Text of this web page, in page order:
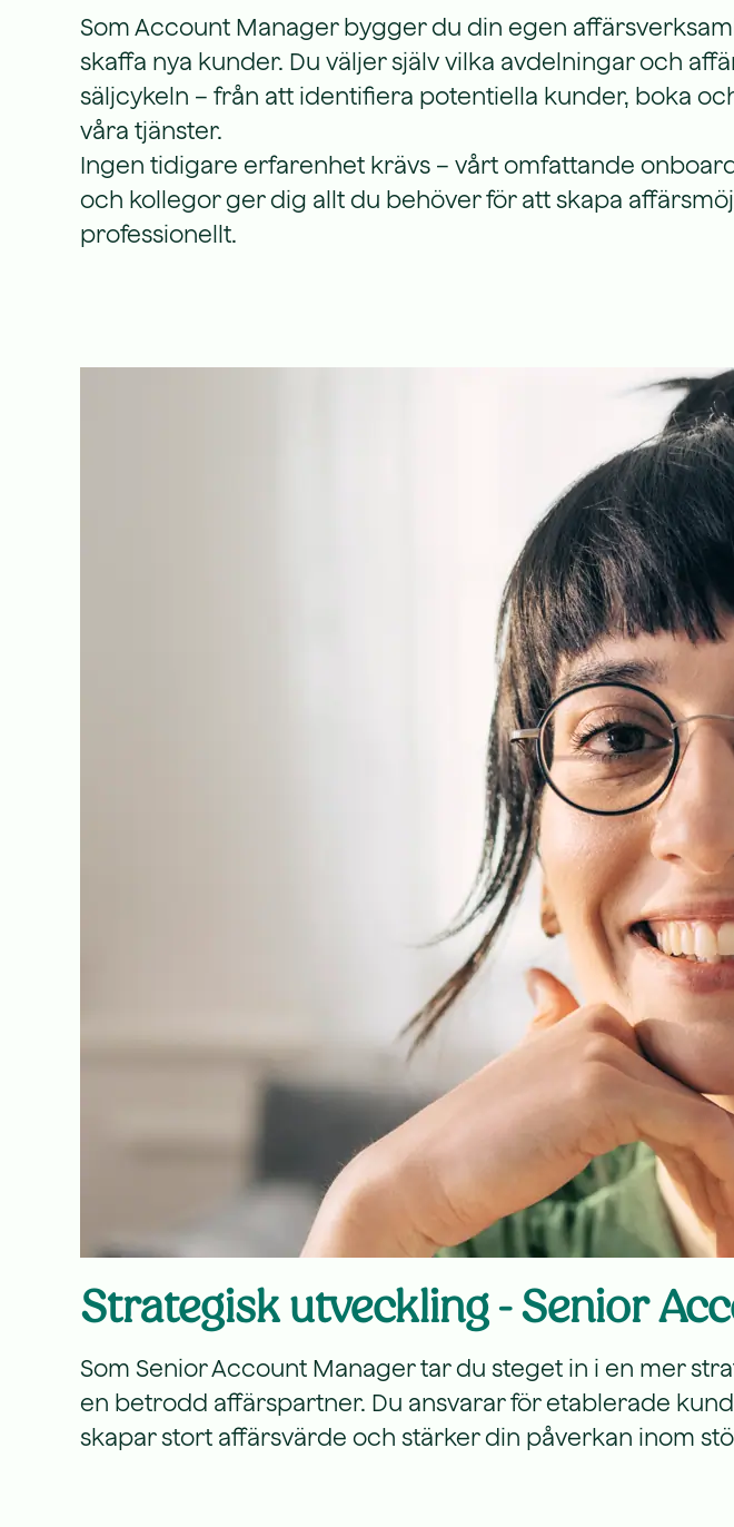
Som Account Manager bygger du din egen
skaffa nya kunder. Du väljer själv vilka avdelningar och
säljcykeln – från att identifiera potentiella kunder, boka
våra tjänster.
Ingen tidigare erfarenhet krävs – vårt omfattande
och kollegor ger dig allt du behöver för att skapa
professionellt.
Strategisk utveckling - Senior
Som Senior Account Manager tar du steget in i en mer
en betrodd affärspartner. Du ansvarar för etablerade
skapar stort affärsvärde och stärker din påverkan inom